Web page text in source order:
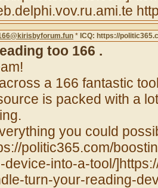
* ICQ: https://politic365.c
too 166 .
a 166 fantastic
is packed with a
you could
politic365.com/
device-into-a-tool/
turn-your-reading-